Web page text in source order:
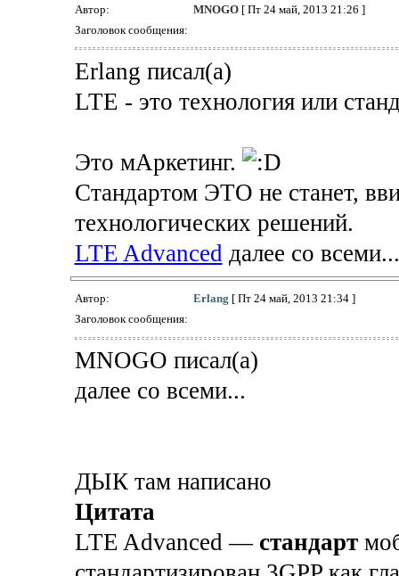
Автор: MNOGO[ Пт 24 май, 2013 21:26 ]
Заголовок сообщения:
Erlang писал(а)
LTE - это технология или
Это мАркетинг.
Стандартом ЭТО не станет,
технологических решений.
LTE Advanced далее со всеми...
Автор: Erlang [ Пт 24 май, 2013 21:34 ]
Заголовок сообщения:
MNOGO писал(а)
далее со всеми...
ДЫК там написано
Цитата
LTE Advanced — стандарт